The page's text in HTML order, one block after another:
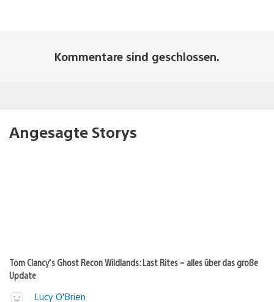
Kommentare sind geschlossen.
Angesagte Storys
Tom Clancy’s Ghost Recon Wildlands: Last Rites – alles über das große
Update
Lucy O’Brien